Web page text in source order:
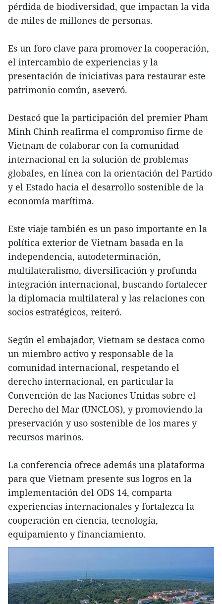
pérdida de biodiversidad, que impactan la vida
de miles de millones de personas.
Es un foro clave para promover la cooperación,
el intercambio de experiencias y la
presentación de iniciativas para restaurar este
patrimonio común, aseveró.
Destacó que la participación del premier Pham
Minh Chinh reafirma el compromiso firme de
Vietnam de colaborar con la comunidad
internacional en la solución de problemas
globales, en línea con la orientación del Partido
y el Estado hacia el desarrollo sostenible de la
economía marítima.
Este viaje también es un paso importante en la
política exterior de Vietnam basada en la
independencia, autodeterminación,
multilateralismo, diversificación y profunda
integración internacional, buscando fortalecer
la diplomacia multilateral y las relaciones con
socios estratégicos, reiteró.
Según el embajador, Vietnam se destaca como
un miembro activo y responsable de la
comunidad internacional, respetando el
derecho internacional, en particular la
Convención de las Naciones Unidas sobre el
Derecho del Mar (UNCLOS), y promoviendo la
preservación y uso sostenible de los mares y
recursos marinos.
La conferencia ofrece además una plataforma
para que Vietnam presente sus logros en la
implementación del ODS 14, comparta
experiencias internacionales y fortalezca la
cooperación en ciencia, tecnología,
equipamiento y financiamiento.